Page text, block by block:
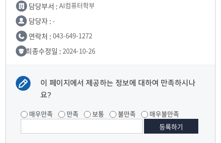
담당부서 : AI컴퓨터학부
담당자 : -
연락처 : 043-649-1272
최종수정일 : 2024-10-26
이 페이지에서 제공하는 정보에 대하여 만족하시나
요?
매우만족 만족 보통 불만족 매우불만족